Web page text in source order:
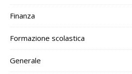
Finanza
Formazione scolastica
Generale